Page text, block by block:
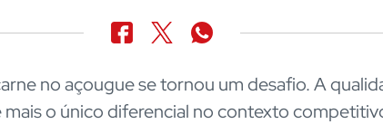
no açougue se tornou um desafio. A
o único diferencial no contexto